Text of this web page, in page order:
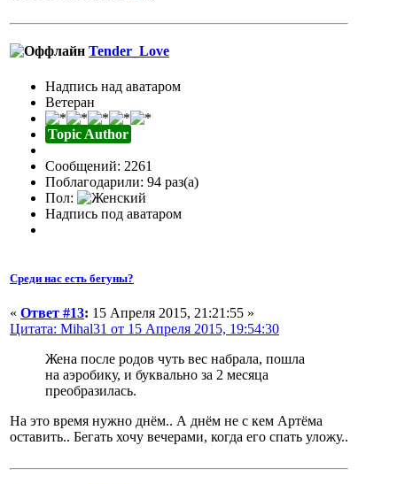
Tender_Love
Надпись над аватаром
Ветеран
Topic Author
Сообщений: 2261
Поблагодарили: 94 раз(а)
Пол:
Надпись под аватаром
Среди нас есть бегуны?
« Ответ #13: 15 Апреля 2015, 21:21:55 »
Цитата: Mihal31 от 15 Апреля 2015, 19:54:30
Жена после родов чуть вес набрала, пошла
на аэробику, и буквально за 2 месяца
преобразилась.
На это время нужно днём.. А днём не с кем Артёма
оставить.. Бегать хочу вечерами, когда его спать уложу..